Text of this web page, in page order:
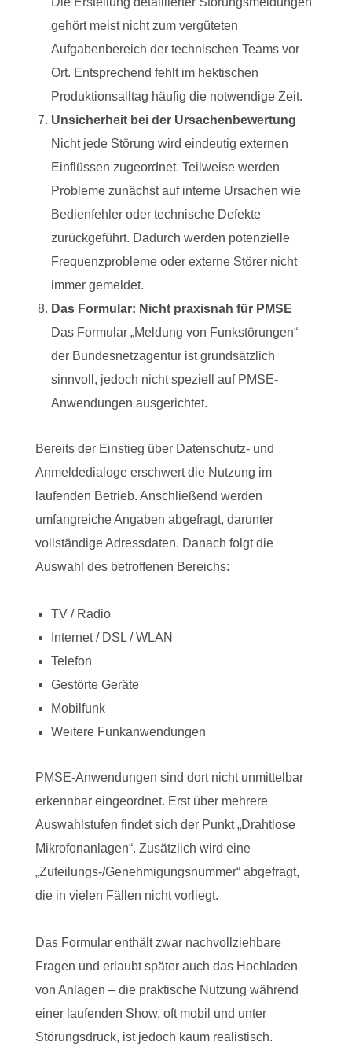
gehört meist nicht zum vergüteten
Aufgabenbereich der technischen Teams vor
Ort. Entsprechend fehlt im hektischen
Produktionsalltag häufig die notwendige Zeit.
Unsicherheit bei der Ursachenbewertung
Nicht jede Störung wird eindeutig externen
Einflüssen zugeordnet. Teilweise werden
Probleme zunächst auf interne Ursachen wie
Bedienfehler oder technische Defekte
zurückgeführt. Dadurch werden potenzielle
Frequenzprobleme oder externe Störer nicht
immer gemeldet.
Das Formular: Nicht praxisnah für PMSE
Das Formular „Meldung von Funkstörungen“
der Bundesnetzagenturist grundsätzlich
sinnvoll, jedoch nicht speziell auf PMSE-
Anwendungen ausgerichtet.
Bereits der Einstieg über Datenschutz- und
Anmeldedialoge erschwert die Nutzung im
laufenden Betrieb. Anschließend werden
umfangreiche Angaben abgefragt, darunter
vollständige Adressdaten. Danach folgt die
Auswahl des betroffenen Bereichs:
TV / Radio
Internet / DSL / WLAN
Telefon
Gestörte Geräte
Mobilfunk
Weitere Funkanwendungen
PMSE-Anwendungen sind dort nicht unmittelbar
erkennbar eingeordnet. Erst über mehrere
Auswahlstufen findet sich der Punkt „Drahtlose
Mikrofonanlagen“. Zusätzlich wird eine
„Zuteilungs-/Genehmigungsnummer“ abgefragt,
die in vielen Fällen nicht vorliegt.
Das Formular enthält zwar nachvollziehbare
Fragen und erlaubt später auch das Hochladen
von Anlagen – die praktische Nutzung während
einer laufenden Show, oft mobil und unter
Störungsdruck, ist jedoch kaum realistisch.